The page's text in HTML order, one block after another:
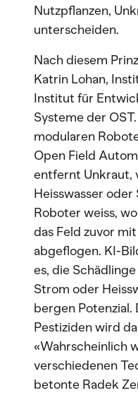
Nutzpflanzen,
unterscheiden.
Nach diesem
Katrin Lohan,
Institut für
Systeme der
modularen
Open Field
entfernt Unkraut,
Heisswasser
Roboter weiss,
das Feld zuvor
abgeflogen. KI-
es, die
Strom oder
bergen Potenzial.
Pestiziden wird
«Wahrscheinlich
verschiedenen
betonte Radek